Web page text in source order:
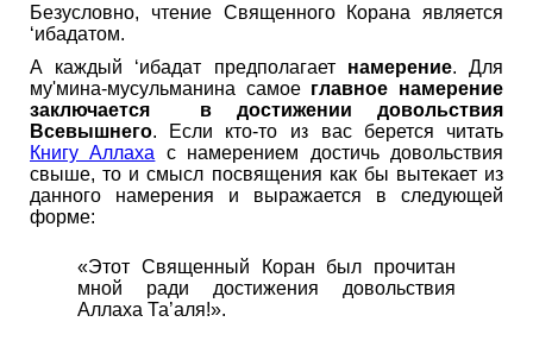
Безусловно, чтение Священного Корана является
‘ибадатом.
А каждый ‘ибадат предполагает намерение. Для
му'мина-мусульманина самое главное намерение
заключается в достижении довольствия
Всевышнего. Если кто-то из вас берется читать
Книгу Аллаха с намерением достичь довольствия
свыше, то и смысл посвящения как бы вытекает из
данного намерения и выражается в следующей
форме:
«Этот Священный Коран был прочитан
мной ради достижения довольствия
Аллаха Та’аля!».